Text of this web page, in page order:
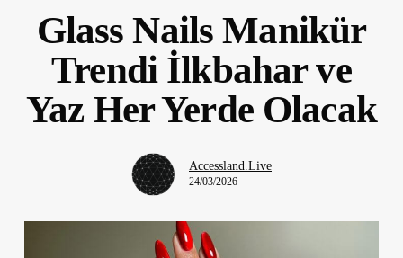
Glass Nails Manikür
Trendi İlkbahar ve
Yaz Her Yerde Olacak
Accessland.Live
24/03/2026